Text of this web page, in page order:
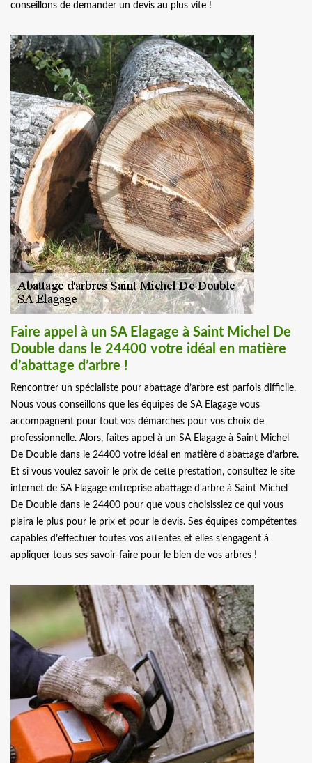
conseillons de demander un devis au plus vite !
Faire appel à un SA Elagage à Saint Michel De
Double dans le 24400 votre idéal en matière
d’abattage d’arbre !
Rencontrer un spécialiste pour abattage d’arbre est parfois difficile.
Nous vous conseillons que les équipes de SA Elagage vous
accompagnent pour tout vos démarches pour vos choix de
professionnelle. Alors, faites appel à un SA Elagage à Saint Michel
De Double dans le 24400 votre idéal en matière d’abattage d’arbre.
Et si vous voulez savoir le prix de cette prestation, consultez le site
internet de SA Elagage entreprise abattage d'arbre à Saint Michel
De Double dans le 24400 pour que vous choisissiez ce qui vous
plaira le plus pour le prix et pour le devis. Ses équipes compétentes
capables d’effectuer toutes vos attentes et elles s’engagent à
appliquer tous ses savoir-faire pour le bien de vos arbres !